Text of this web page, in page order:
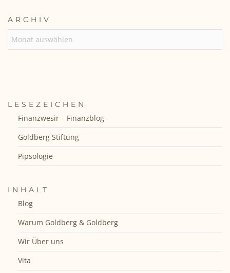
ARCHIV
LESEZEICHEN
Finanzwesir – Finanzblog
Goldberg Stiftung
Pipsologie
INHALT
Blog
Warum Goldberg & Goldberg
Wir Über uns
Vita